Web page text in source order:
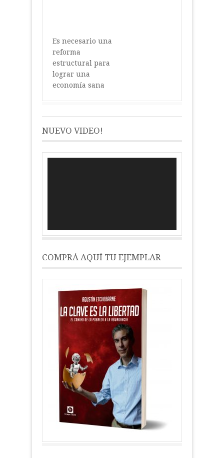
Es necesario una
reforma
estructural para
lograr una
economía sana
NUEVO VIDEO!
COMPRÁ AQUÍ TU EJEMPLAR